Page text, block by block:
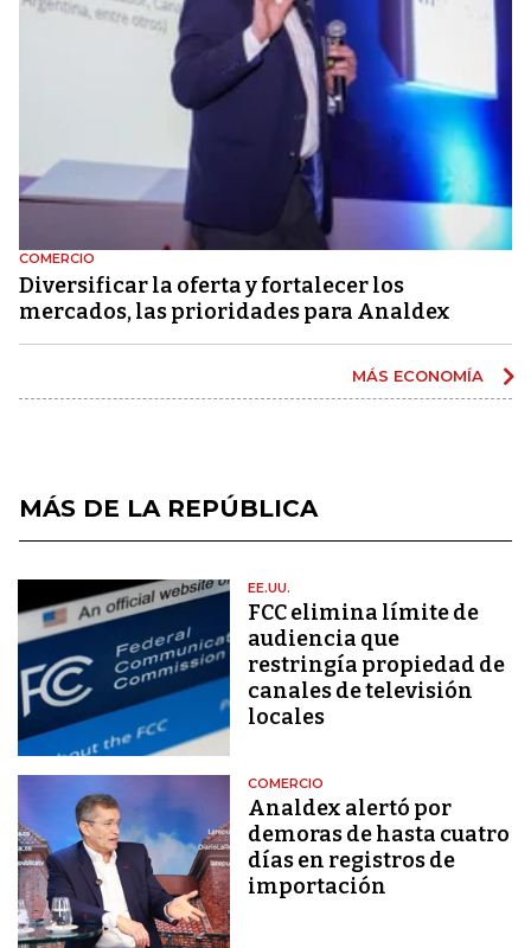
COMERCIO
Diversificar la oferta y fortalecer los
mercados, las prioridades para Analdex
MÁS ECONOMÍA
MÁS DE LA REPÚBLICA
EE.UU.
FCC elimina límite de
audiencia que
restringía propiedad de
canales de televisión
locales
COMERCIO
Analdex alertó por
demoras de hasta cuatro
días en registros de
importación